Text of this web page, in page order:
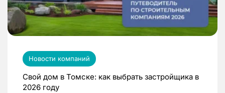
Новости компаний
Свой дом в Томске: как выбрать застройщика в
2026 году